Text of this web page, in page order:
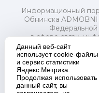
Информационный
Обнинска
в сфере связи,
и массовых
Свидетельство о
Учредитель:
распорядительный
Данный веб-сайт
использует cookie-файлы
и сервис статистики
Яндекс.Метрика.
Продолжая использовать
данный сайт, вы